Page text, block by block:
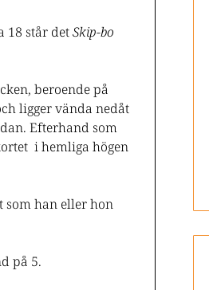
18 står detSkip-bo
beroende på
ligger vända nedåt
Efterhand som
i hemliga högen
som han eller hon
på 5.